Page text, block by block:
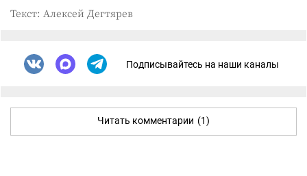
Текст: Алексей Дегтярев
Подписывайтесь на наши каналы
Читать комментарии (1)